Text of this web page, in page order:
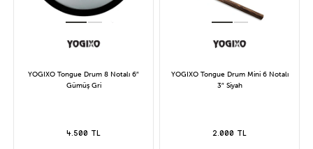
YOGIXO Tongue Drum 8 Notalı 6″
Gümüş Gri
4.500 TL
YOGIXO Tongue Drum Mini 6 Notalı
3″ Siyah
2.000 TL